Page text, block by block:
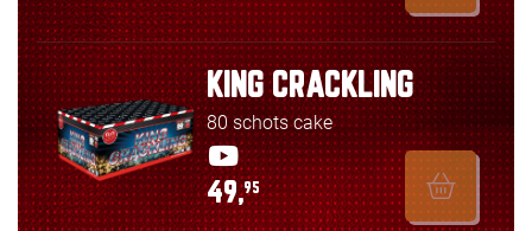
KING CRACKLING
80 schots cake
49,95